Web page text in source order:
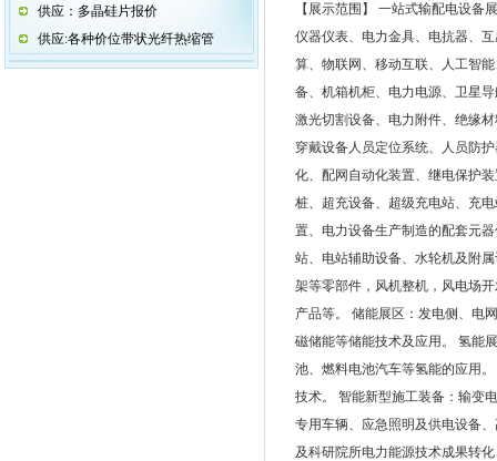
供应：多晶硅片报价
供应:各种价位带状光纤热缩管
【展示范围】 一站式输配电设
仪器仪表、电力金具、电抗器、
算、物联网、移动互联、人工智
备、机箱机柜、电力电源、卫星
激光切割设备、电力附件、绝缘
穿戴设备人员定位系统、人员防
化、配网自动化装置、继电保护
桩、超充设备、超级充电站、充
置、电力设备生产制造的配套元
站、电站辅助设备、水轮机及附
架等零部件，风机整机，风电场
产品等。 储能展区：发电侧、电
磁储能等储能技术及应用。 氢能
池、燃料电池汽车等氢能的应用
技术。 智能新型施工装备：输变
专用车辆、应急照明及供电设备
及科研院所电力能源技术成果转